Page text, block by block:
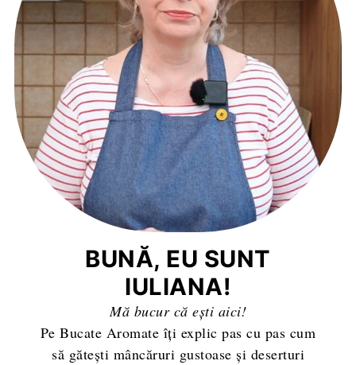
BUNĂ, EU SUNT
IULIANA!
Mă bucur că ești aici!
Pe Bucate Aromate îți explic pas cu pas cum
să gătești mâncăruri gustoase și deserturi